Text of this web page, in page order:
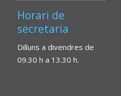
Horari de
secretaria
Dilluns a divendres de
09.30 h a 13.30 h.